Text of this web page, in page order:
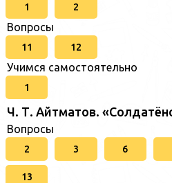
1 2
Вопросы
11 12
Учимся самостоятельно
1
Ч. Т. Айтматов.
Вопросы
2 3 6
13